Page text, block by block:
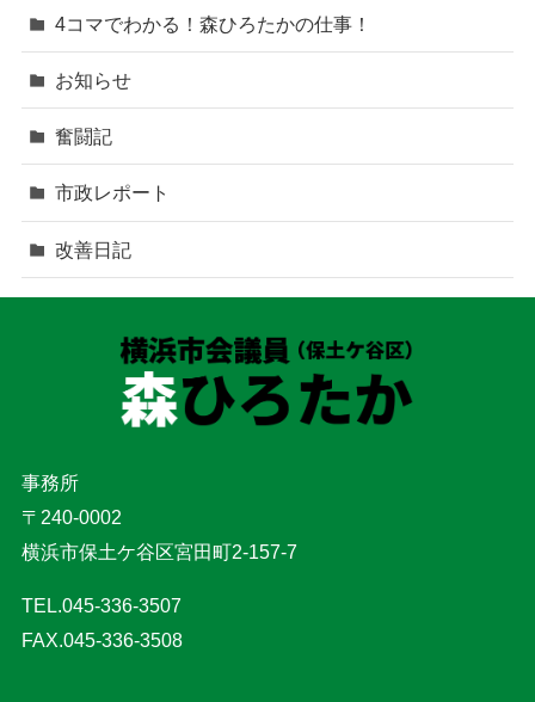
4コマでわかる！森ひろたかの仕事！
お知らせ
奮闘記
市政レポート
改善日記
事務所
〒240-0002
横浜市保土ケ谷区宮田町2-157-7
TEL.045-336-3507
FAX.045-336-3508